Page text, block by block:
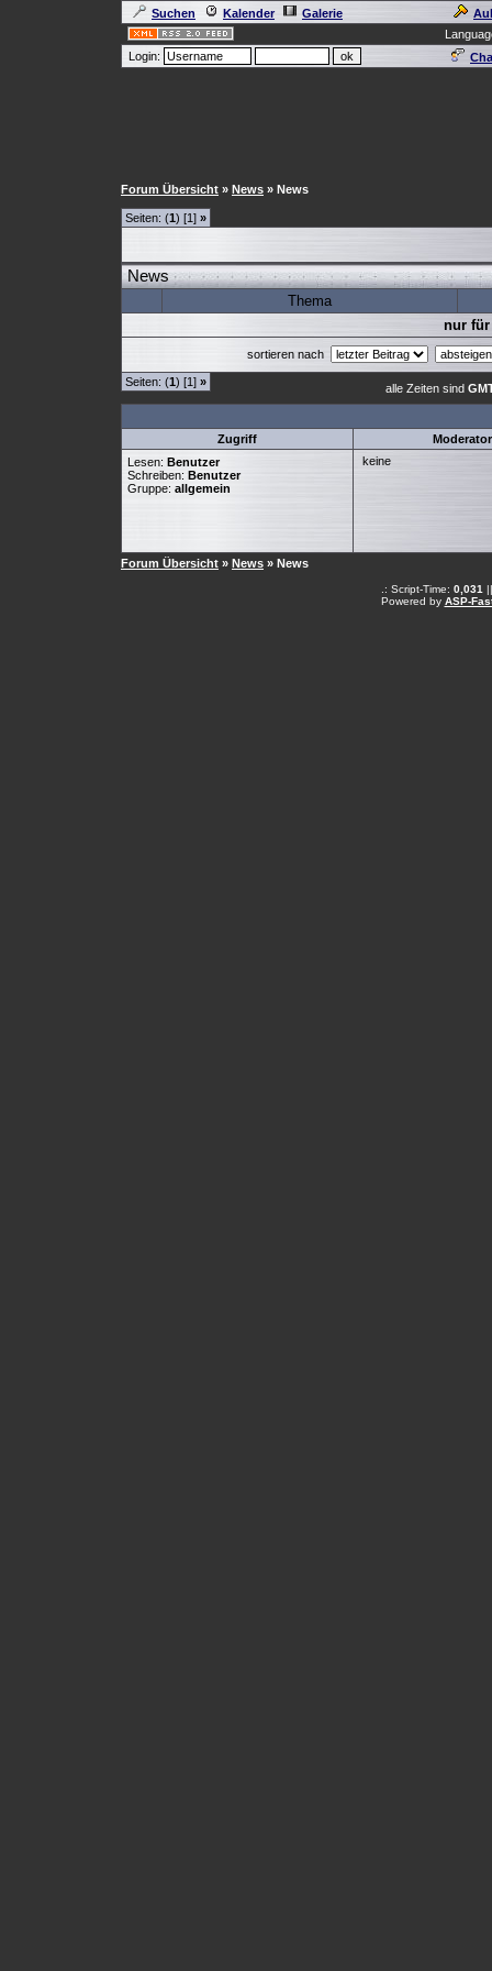
Suchen Kalender Galerie
Login:
Forum Übersicht » News » News
Seiten: (1) [1] »
News
Thema
nur für
sortieren nach
Seiten: (1) [1] » alle Zeiten sind
Zugriff
Lesen: Benutzer
Schreiben: Benutzer
Gruppe: allgemein
keine
Forum Übersicht » News » News
.: Script-Time: 0,031
Powered by ASP-